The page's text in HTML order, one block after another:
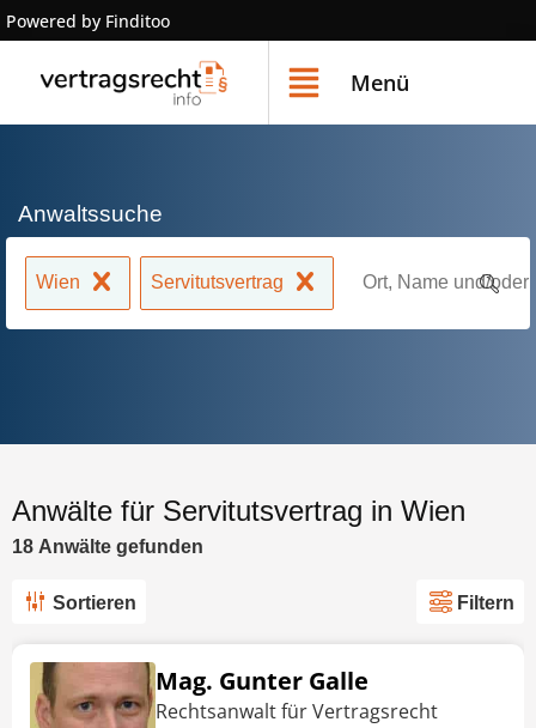
Powered by Finditoo
Menü
Anwaltssuche
Wien Servitutsvertrag
Anwälte für Servitutsvertrag in Wien
18 Anwälte gefunden
Sortieren Filtern
Mag. Gunter Galle
Rechtsanwalt für Vertragsrecht